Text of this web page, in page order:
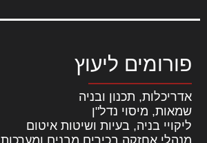
פורומים ליעוץ
אדריכלות, תכנון ובניה
שמאות, מיסוי נדל"ן
ליקויי בניה, בעיות ושיטות איטום
מנהלי אחזקה בכירים מבנים ומערכות